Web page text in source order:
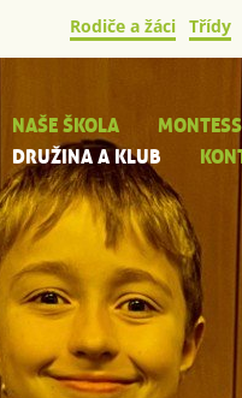
Rodiče a žáci Třídy
NAŠE ŠKOLA
DRUŽINA A KLUB